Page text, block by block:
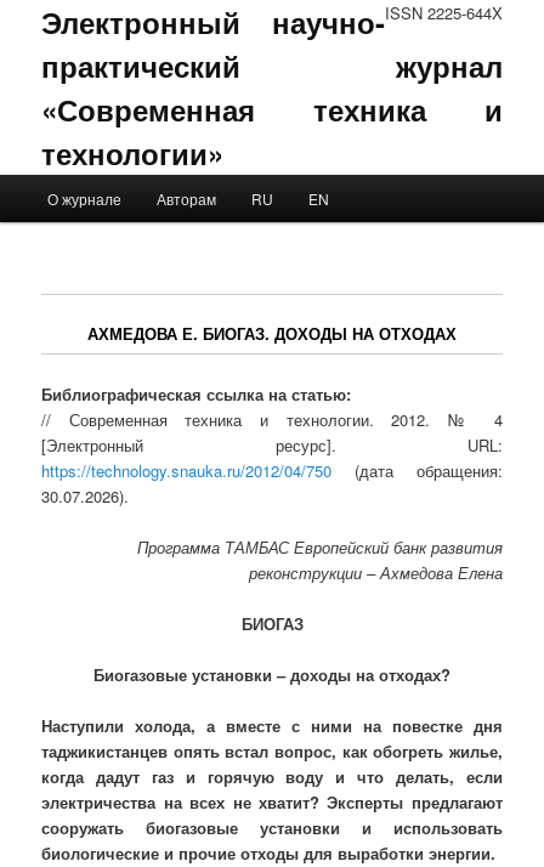
ISSN 2225-644X
Электронный научно-
практический журнал
«Современная техника и
технологии»
Skip to primary content
Skip to secondary content
О журнале Авторам RU EN
АХМЕДОВА Е. БИОГАЗ. ДОХОДЫ НА ОТХОДАХ
Библиографическая ссылка на статью:
// Современная техника и технологии. 2012. № 4
[Электронный ресурс]. URL:
https://technology.snauka.ru/2012/04/750 (дата обращения:
30.07.2026).
Программа ТАМБАС Европейский банк развития
реконструкции – Ахмедова Елена
БИОГАЗ
Биогазовые установки – доходы на отходах?
Наступили холода, а вместе с ними на повестке дня
таджикистанцев опять встал вопрос, как обогреть жилье,
когда дадут газ и горячую воду и что делать, если
электричества на всех не хватит? Эксперты предлагают
сооружать биогазовые установки и использовать
биологические и прочие отходы для выработки энергии.